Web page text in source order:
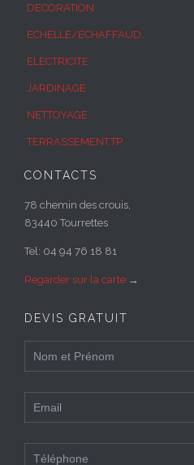
DECORATION
ECHELLE/ECHAFFAUD.
ELECTRICITE
JARDINAGE
NETTOYAGE
TERRASSEMENT.TP
CONTACTS
78 chemin des crouis,
83440 Tourrettes
Tel: 04 94 76 18 81
Regarder sur la carte →
DEVIS GRATUIT